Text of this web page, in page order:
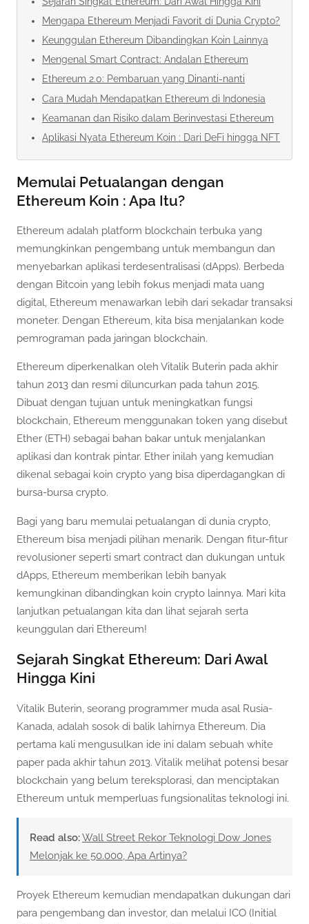
Mengapa Ethereum Menjadi Favorit di Dunia Crypto?
Keunggulan Ethereum Dibandingkan Koin Lainnya
Mengenal Smart Contract: Andalan Ethereum
Ethereum 2.0: Pembaruan yang Dinanti-nanti
Cara Mudah Mendapatkan Ethereum di Indonesia
Keamanan dan Risiko dalam Berinvestasi Ethereum
Aplikasi Nyata Ethereum Koin : Dari DeFi hingga NFT
Memulai Petualangan dengan
Ethereum Koin : Apa Itu?
Ethereum adalah platform blockchain terbuka yang
memungkinkan pengembang untuk membangun dan
menyebarkan aplikasi terdesentralisasi (dApps). Berbeda
dengan Bitcoin yang lebih fokus menjadi mata uang
digital, Ethereum menawarkan lebih dari sekadar transaksi
moneter. Dengan Ethereum, kita bisa menjalankan kode
pemrograman pada jaringan blockchain.
Ethereum diperkenalkan oleh Vitalik Buterin pada akhir
tahun 2013 dan resmi diluncurkan pada tahun 2015.
Dibuat dengan tujuan untuk meningkatkan fungsi
blockchain, Ethereum menggunakan token yang disebut
Ether (ETH) sebagai bahan bakar untuk menjalankan
aplikasi dan kontrak pintar. Ether inilah yang kemudian
dikenal sebagai koin crypto yang bisa diperdagangkan di
bursa-bursa crypto.
Bagi yang baru memulai petualangan di dunia crypto,
Ethereum bisa menjadi pilihan menarik. Dengan fitur-fitur
revolusioner seperti smart contract dan dukungan untuk
dApps, Ethereum memberikan lebih banyak
kemungkinan dibandingkan koin crypto lainnya. Mari kita
lanjutkan petualangan kita dan lihat sejarah serta
keunggulan dari Ethereum!
Sejarah Singkat Ethereum: Dari Awal
Hingga Kini
Vitalik Buterin, seorang programmer muda asal Rusia-
Kanada, adalah sosok di balik lahirnya Ethereum. Dia
pertama kali mengusulkan ide ini dalam sebuah white
paper pada akhir tahun 2013. Vitalik melihat potensi besar
blockchain yang belum tereksplorasi, dan menciptakan
Ethereum untuk memperluas fungsionalitas teknologi ini.
Read also:Wall Street Rekor Teknologi Dow Jones
Melonjak ke 50.000, Apa Artinya?
Proyek Ethereum kemudian mendapatkan dukungan dari
para pengembang dan investor, dan melalui ICO (Initial